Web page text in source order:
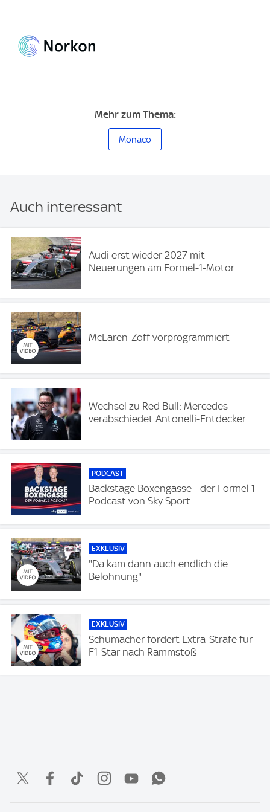
Mehr zum Thema:
Monaco
Auch interessant
Audi erst wieder 2027 mit
Neuerungen am Formel-1-Motor
McLaren-Zoff vorprogrammiert
Wechsel zu Red Bull: Mercedes
verabschiedet Antonelli-Entdecker
PODCAST
Backstage Boxengasse - der Formel 1
Podcast von Sky Sport
EXKLUSIV
"Da kam dann auch endlich die
Belohnung"
EXKLUSIV
Schumacher fordert Extra-Strafe für
F1-Star nach Rammstoß